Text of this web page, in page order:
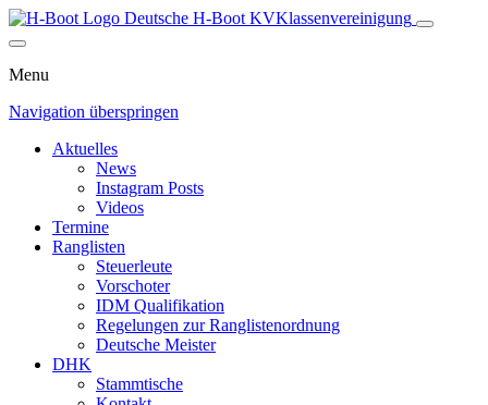
Deutsche H-Boot KVKlassenvereinigung
Menu
Navigation überspringen
Aktuelles
News
Instagram Posts
Videos
Termine
Ranglisten
Steuerleute
Vorschoter
IDM Qualifikation
Regelungen zur Ranglistenordnung
Deutsche Meister
DHK
Stammtische